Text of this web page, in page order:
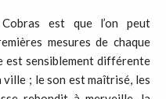
est que l’on peut
mesures de chaque
est sensiblement différente
; le son est maîtrisé, les